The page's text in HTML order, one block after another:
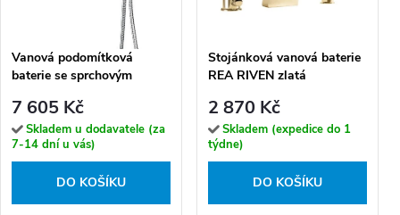
Vanová podomítková
baterie se sprchovým
CR Chrom
7 605 Kč
Skladem u dodavatele (za
7-14 dní u vás)
DO KOŠÍKU
Stojánková vanová baterie
REA RIVEN zlatá
2 870 Kč
Skladem (expedice do 1
týdne)
DO KOŠÍKU